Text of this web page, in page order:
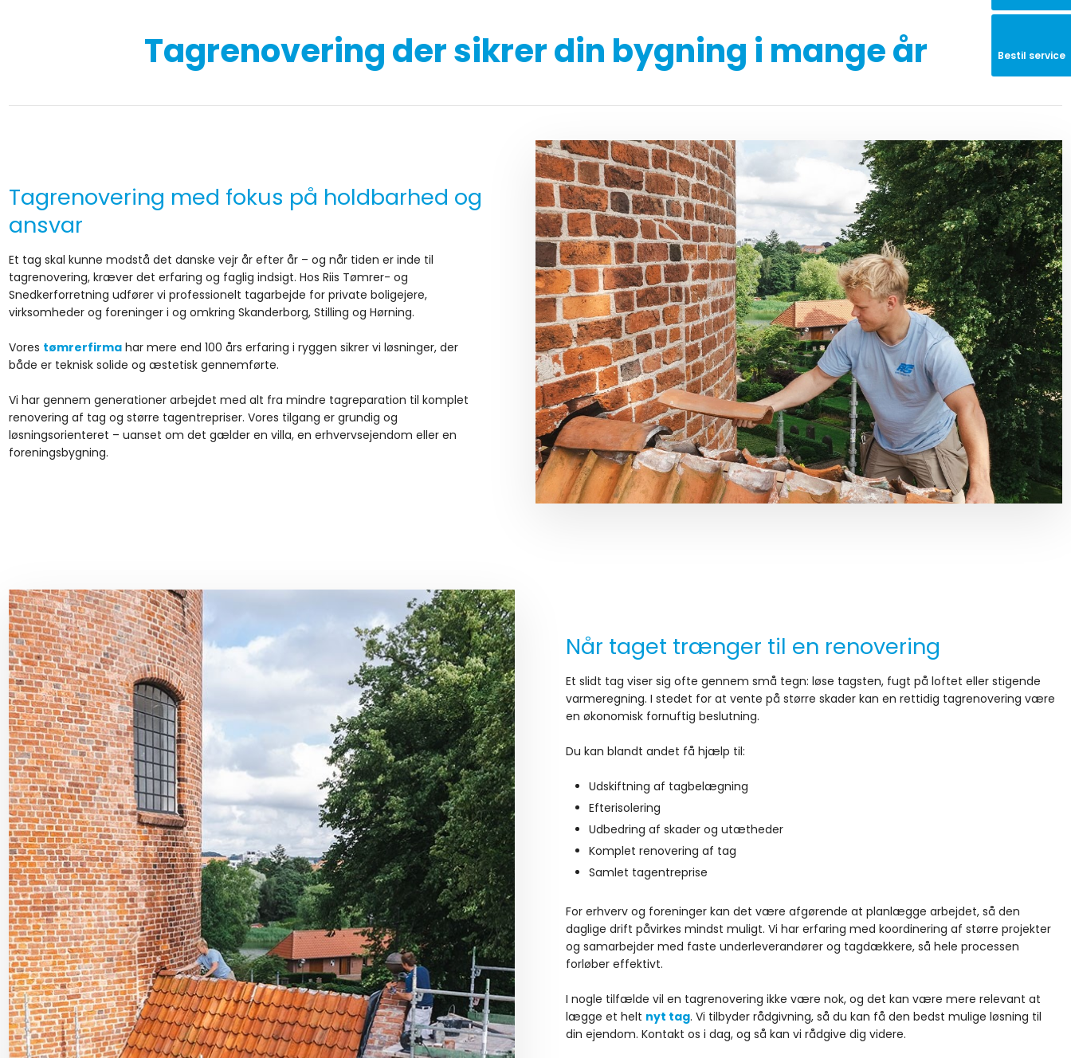
Bestil service
Tagrenovering der sikrer din bygning i mange år
Tagrenovering med fokus på holdbarhed og
ansvar
Et tag skal kunne modstå det danske vejr år efter år – og når tiden er inde til
tagrenovering, kræver det erfaring og faglig indsigt. Hos Riis Tømrer- og
Snedkerforretning udfører vi professionelt tagarbejde for private boligejere,
virksomheder og foreninger i og omkring Skanderborg, Stilling og Hørning.
Vores tømrerfirmahar mere end 100 års erfaring i ryggen sikrer vi løsninger, der
både er teknisk solide og æstetisk gennemførte.
Vi har gennem generationer arbejdet med alt fra mindre tagreparation til komplet
renovering af tag og større tagentrepriser. Vores tilgang er grundig og
løsningsorienteret – uanset om det gælder en villa, en erhvervsejendom eller en
foreningsbygning.​
Når taget trænger til en renovering
Et slidt tag viser sig ofte gennem små tegn: løse tagsten, fugt på loftet eller stigende
varmeregning. I stedet for at vente på større skader kan en rettidig tagrenovering være
en økonomisk fornuftig beslutning.
Du kan blandt andet få hjælp til:
​Udskiftning af tagbelægning
​Efterisolering
​Udbedring af skader og utætheder
​Komplet renovering af tag
​Samlet tagentreprise
​For erhverv og foreninger kan det være afgørende at planlægge arbejdet, så den
daglige drift påvirkes mindst muligt. Vi har erfaring med koordinering af større projekter
og samarbejder med faste underleverandører og tagdækkere, så hele processen
forløber effektivt.
I nogle tilfælde vil en tagrenovering ikke være nok, og det kan være mere relevant at
lægge et helt nyt tag. Vi tilbyder rådgivning, så du kan få den bedst mulige løsning til
din ejendom. Kontakt os i dag, og så kan vi rådgive dig videre.